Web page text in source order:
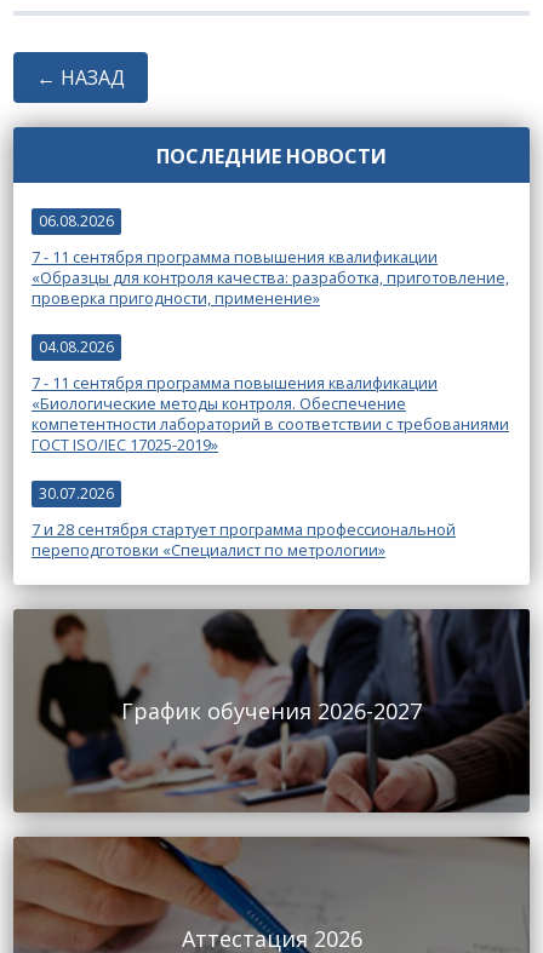
← НАЗАД
ПОСЛЕДНИЕ НОВОСТИ
06.08.2026
7 - 11 сентября программа повышения квалификации
«Образцы для контроля качества: разработка, приготовление,
проверка пригодности, применение»
04.08.2026
7 - 11 сентября программа повышения квалификации
«Биологические методы контроля. Обеспечение
компетентности лабораторий в соответствии с требованиями
ГОСТ ISO/IEC 17025-2019»
30.07.2026
7 и 28 сентября стартует программа профессиональной
переподготовки «Специалист по метрологии»
График обучения 2026-2027
Аттестация 2026